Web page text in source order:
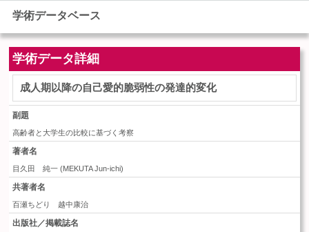
学術データベース
学術データ詳細
成人期以降の自己愛的脆弱性の発達的変化
副題
高齢者と大学生の比較に基づく考察
著者名
目久田 純一 (MEKUTA Jun-ichi)
共著者名
百瀬ちどり 越中康治
出版社／掲載誌名